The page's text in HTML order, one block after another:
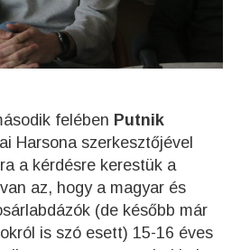
felében Putnik
Harsona szerkesztőjével
a kérdésre kerestük a
az, hogy a magyar és
(de később már
is szó esett) 15-16 éves